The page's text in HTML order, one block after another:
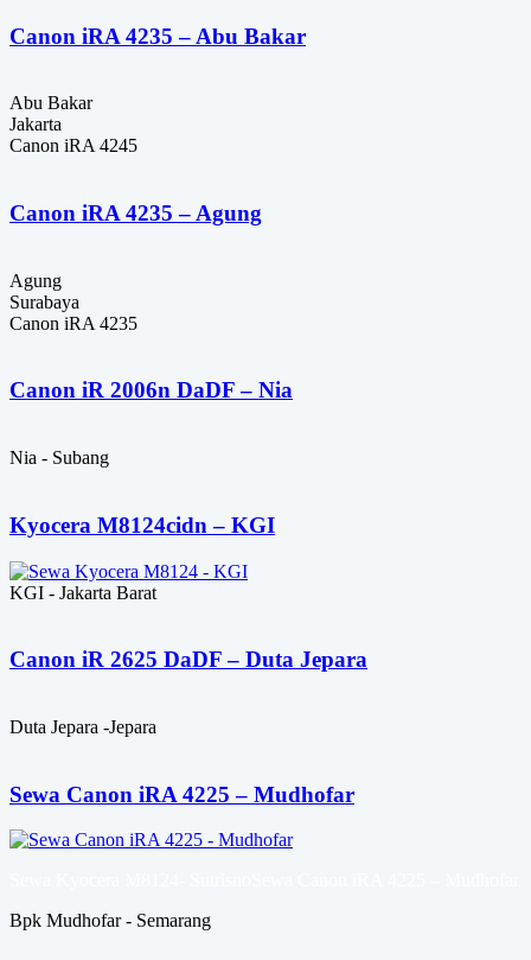
Canon iRA 4235 – Abu Bakar
Abu Bakar
Jakarta
Canon iRA 4245
Canon iRA 4235 – Agung
Agung
Surabaya
Canon iRA 4235
Canon iR 2006n DaDF – Nia
Nia - Subang
Kyocera M8124cidn – KGI
KGI - Jakarta Barat
Canon iR 2625 DaDF – Duta Jepara
Duta Jepara -Jepara
Sewa Canon iRA 4225 – Mudhofar
Bpk Mudhofar - Semarang